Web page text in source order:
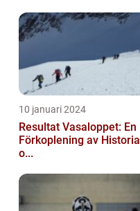
10 januari 2024
Resultat Vasaloppet: En
Förkoplening av Historia
o...